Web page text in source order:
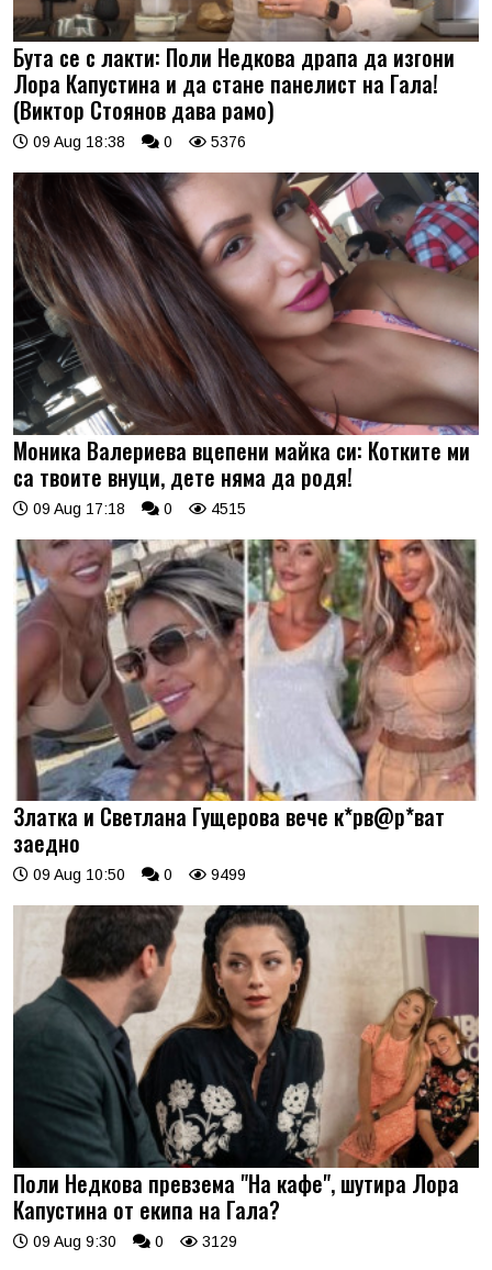
Бута се с лакти: Поли Недкова драпа да изгони
Лора Капустина и да стане панелист на Гала!
(Виктор Стоянов дава рамо)
09 Aug 18:38 0 5376
Моника Валериева вцепени майка си: Котките ми
са твоите внуци, дете няма да родя!
09 Aug 17:18 0 4515
Златка и Светлана Гущерова вече к*рв@р*ват
заедно
09 Aug 10:50 0 9499
Поли Недкова превзема "На кафе", шутира Лора
Капустина от екипа на Гала?
09 Aug 9:30 0 3129